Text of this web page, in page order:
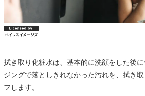
拭き取り化粧水は、基本的に洗顔をした後
ジングで落としきれなかった汚れを、拭き
フします。